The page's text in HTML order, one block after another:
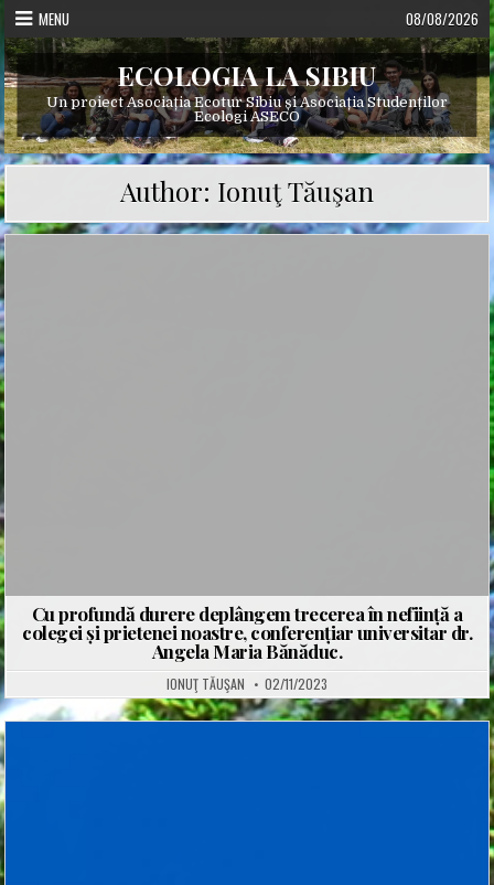
Skip
content
MENU 08/08/2026
ECOLOGIA LA SIBIU
Un proiect Asociația Ecotur Sibiu și Asociația Studenților
Ecologi ASECO
Author: Ionuţ Tăuşan
Cu profundă durere deplângem trecerea în neființă a
colegei și prietenei noastre, conferențiar universitar dr.
Angela Maria Bănăduc.
IONUŢ TĂUŞAN 02/11/2023